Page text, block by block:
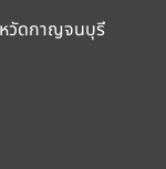
หวัดกาญจนบุรี